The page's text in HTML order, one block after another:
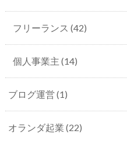
フリーランス (42)
個人事業主 (14)
ブログ運営 (1)
オランダ起業 (22)